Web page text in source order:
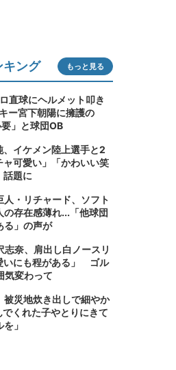
キング もっと見る
直球にヘルメット叩き
ー宮下朝陽に擁護の
」と球団OB
、イケメン陸上選手と2
可愛い」「かわいい笑
話題に
人・リチャード、ソフト
の存在感薄れ...「他球団
る」の声が
志奈、肩出し白ノースリ
いにも程がある」 ゴル
気変わって
被災地炊き出しで細やか
くれた子やとりにきて
」